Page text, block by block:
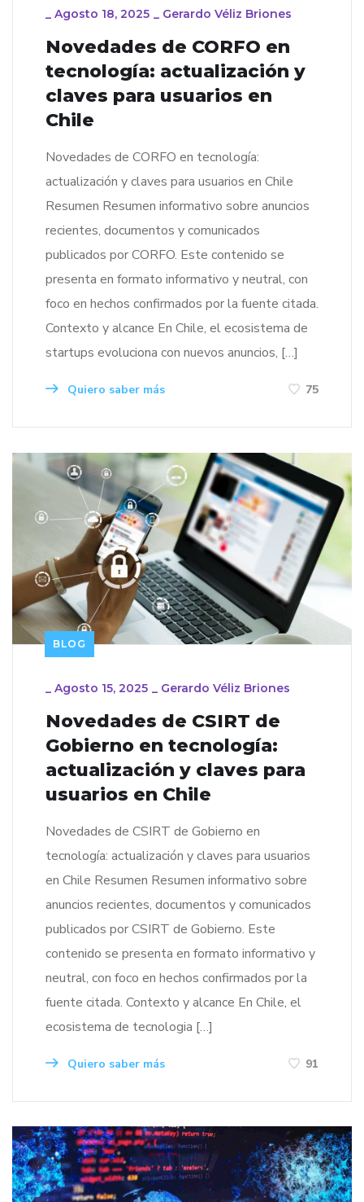
_ Agosto 18, 2025 _ Gerardo Véliz Briones
Novedades de CORFO en
tecnología: actualización y
claves para usuarios en
Chile
Novedades de CORFO en tecnología:
actualización y claves para usuarios en Chile
Resumen Resumen informativo sobre anuncios
recientes, documentos y comunicados
publicados por CORFO. Este contenido se
presenta en formato informativo y neutral, con
foco en hechos confirmados por la fuente citada.
Contexto y alcance En Chile, el ecosistema de
startups evoluciona con nuevos anuncios, […]
Quiero saber más 75
BLOG
_ Agosto 15, 2025 _ Gerardo Véliz Briones
Novedades de CSIRT de
Gobierno en tecnología:
actualización y claves para
usuarios en Chile
Novedades de CSIRT de Gobierno en
tecnología: actualización y claves para usuarios
en Chile Resumen Resumen informativo sobre
anuncios recientes, documentos y comunicados
publicados por CSIRT de Gobierno. Este
contenido se presenta en formato informativo y
neutral, con foco en hechos confirmados por la
fuente citada. Contexto y alcance En Chile, el
ecosistema de tecnologia […]
Quiero saber más 91